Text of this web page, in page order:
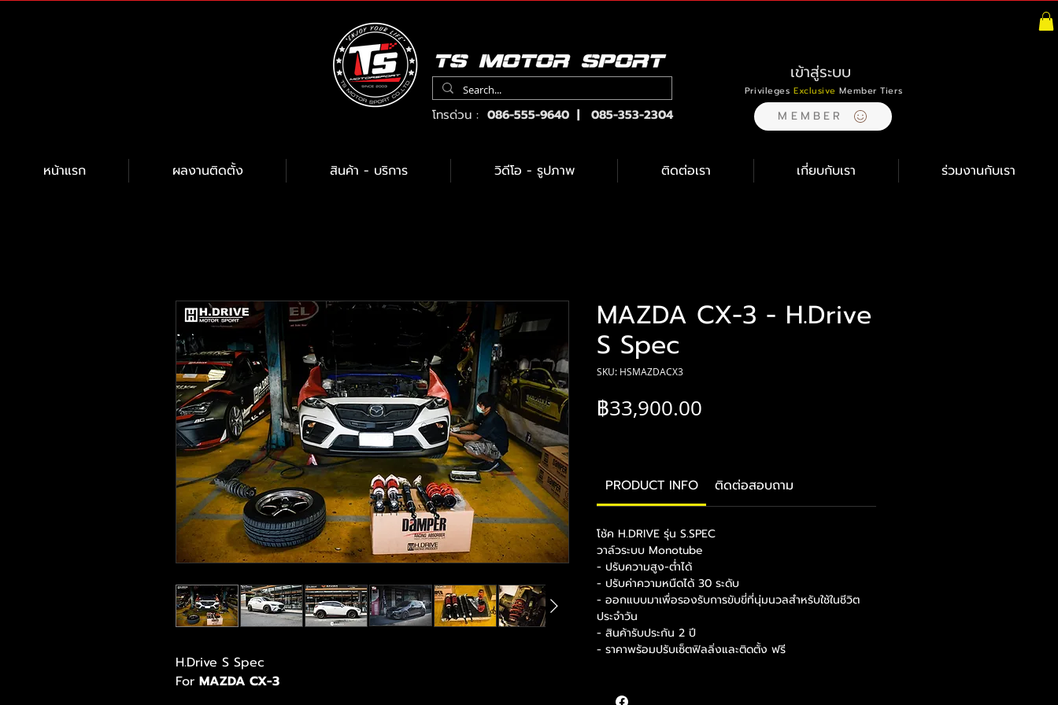
เข้าสู่ระบบ
Privileges Exclusive Member Tiers
โทรด่วน : 086-555-9640 | 085-353-2304 MEMBER
หน้าแรก ผลงานติดตั้ง สินค้า - บริการ วิดีโอ - รูปภาพ ติดต่อเรา เกี่ยบกับเรา ร่วมงานกับเรา
H.Drive S Spec
For MAZDA CX-3
MAZDA CX-3 - H.Drive
S Spec
SKU: HSMAZDACX3
฿33,900.00
PRODUCT INFO ติดต่อสอบถาม
โช้ค H.DRIVE รุ่น S.SPEC
วาล์วระบบ Monotube
- ปรับความสูง-ต่ำได้
- ปรับค่าความหนืดได้ 30 ระดับ
- ออกแบบมาเพื่อรองรับการขับขี่ที่นุ่มนวลสำหรับใช้ในชีวิต
ประจำวัน
- สินค้ารับประกัน 2 ปี
- ราคาพร้อมปรับเซ็ตฟิลลิ่งและติดตั้ง ฟรี